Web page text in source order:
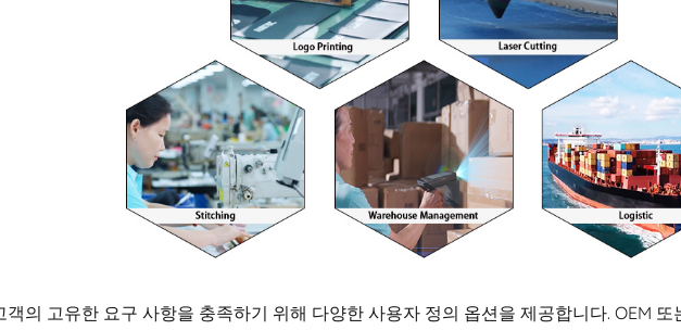
객의 고유한 요구 사항을 충족하기 위해 다양한 사용자 정의 옵션을 제공합니다. OEM